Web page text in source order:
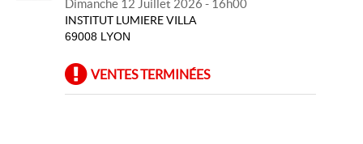
Dimanche 12 Juillet 2026 - 16h00
INSTITUT LUMIERE VILLA
69008 LYON
VENTES TERMINÉES